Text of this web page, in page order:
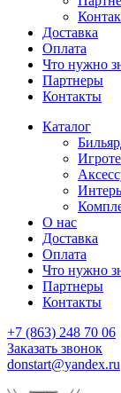
Доставка
Оплата
Что нужно
Партнеры
Контакты
Каталог
О нас
Доставка
Оплата
Что нужно
Партнеры
Контакты
+7 (863) 248 70 06
Заказать звонок
donstart@yandex.ru